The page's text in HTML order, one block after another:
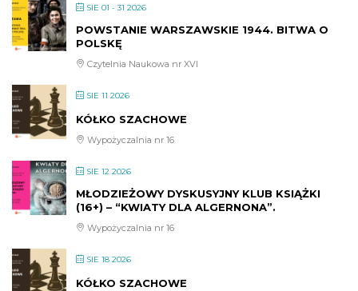
SIE 01 - 31 2026
POWSTANIE WARSZAWSKIE 1944. BITWA O
POLSKĘ
Czytelnia Naukowa nr XVI
SIE 11 2026
KÓŁKO SZACHOWE
Wypożyczalnia nr 16
SIE 12 2026
MŁODZIEŻOWY DYSKUSYJNY KLUB KSIĄŻKI
(16+) – “KWIATY DLA ALGERNONA”.
Wypożyczalnia nr 16
SIE 18 2026
KÓŁKO SZACHOWE